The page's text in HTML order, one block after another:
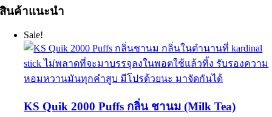
สินค้าแนะนำ
Sale!
KS Quik 2000 Puffs กลิ่น ชานม (Milk Tea)